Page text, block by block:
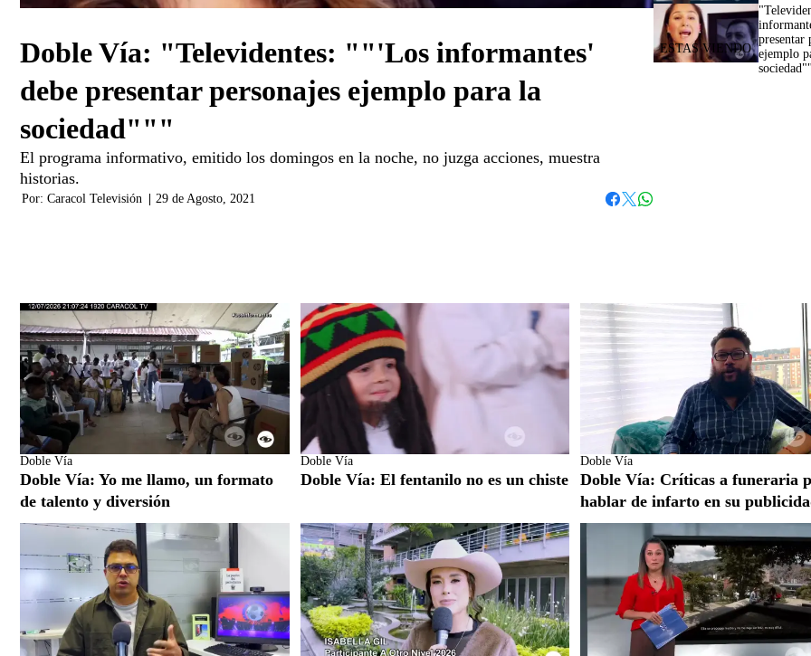
Doble Vía: "Televidentes: ""'Los informantes'
debe presentar personajes ejemplo para la
sociedad"""
El programa informativo, emitido los domingos en la noche, no juzga acciones, muestra
historias.
Por: Caracol Televisión
29 de Agosto, 2021
presentar
ejemplo
Doble Vía
Doble Vía: Yo me llamo, un formato
de talento y diversión
Doble Vía
Doble Vía: El fentanilo no es un chiste
Doble Vía
Doble Vía: Críticas a funeraria
hablar de infarto en su